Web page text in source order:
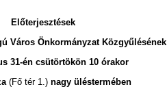
Előterjesztések
Város Önkormányzat Közgyűlésének
31-én csütörtökön 10 órakor
(Fő tér 1.) nagy üléstermében